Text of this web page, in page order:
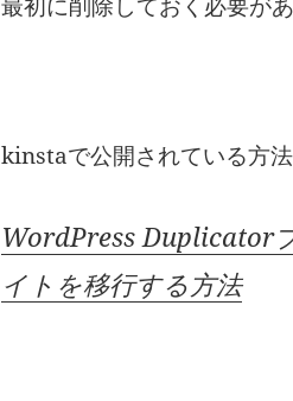
kinstaで公開されている方法
WordPress Duplicator
イトを移行する方法